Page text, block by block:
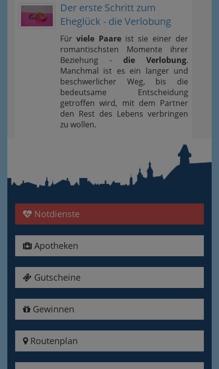
Der erste Schritt zum
Eheglück - die Verlobung
Fürviele Paareist sie einer der
romantischsten Momente ihrer
Beziehung - die Verlobung.
Manchmal ist es ein langer und
beschwerlicher Weg, bis die
bedeutsame Entscheidung
getroffen wird, mit dem Partner
den Rest des Lebens verbringen
zu wollen.
Notdienste
Apotheken
Gutscheine
Gewinnen
Routenplan